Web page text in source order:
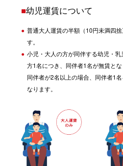
■幼児運賃について
普通大人運賃の半額（10円未満四
す。
小児・大人の方が同伴する幼児・
方1名につき、同伴者1名が無賃とな
同伴者が2名以上の場合、同伴者1
なります。